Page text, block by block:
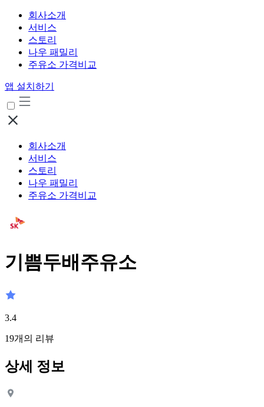
회사소개
서비스
스토리
나우 패밀리
주유소 가격비교
앱 설치하기
회사소개
서비스
스토리
나우 패밀리
주유소 가격비교
기쁨두배주유소
3.4
19개의 리뷰
상세 정보